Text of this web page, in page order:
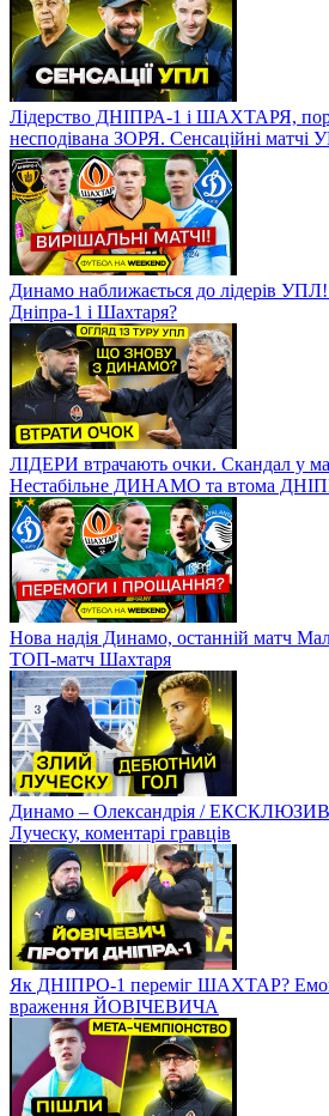
Лідерство ДНІПРА-1 і ШАХТАРЯ,
несподівана ЗОРЯ. Сенсаційні матчі
Динамо наближається до лідерів
Дніпра-1 і Шахтаря?
ЛІДЕРИ втрачають очки. Скандал у
Нестабільне ДИНАМО та втома
Нова надія Динамо, останній матч
ТОП-матч Шахтаря
Динамо – Олександрія / ЕКСКЛЮЗИВ
Луческу, коментарі гравців
Як ДНІПРО-1 переміг ШАХТАР?
враження ЙОВІЧЕВИЧА